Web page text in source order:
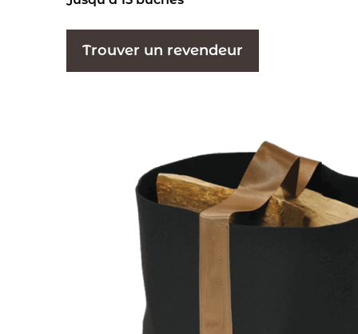
Trouver un revendeur